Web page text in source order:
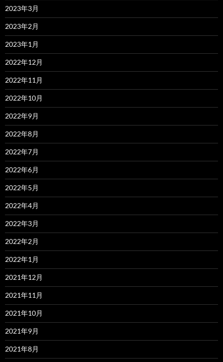
2023年3月
2023年2月
2023年1月
2022年12月
2022年11月
2022年10月
2022年9月
2022年8月
2022年7月
2022年6月
2022年5月
2022年4月
2022年3月
2022年2月
2022年1月
2021年12月
2021年11月
2021年10月
2021年9月
2021年8月